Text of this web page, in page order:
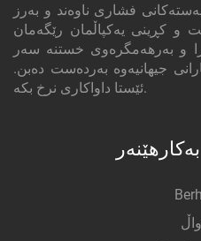
فشاری ناوەند و بەرز
و کڕینی یەکپاڵمان رێگەمان
و بەرهەمگرەوی خستنە سەر
جیهانیەوە بەردەست دەبن.
ئێستا داواکاری نرخ بکە.